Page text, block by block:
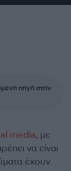
πηγή στην
media, με
να είναι
έχουν